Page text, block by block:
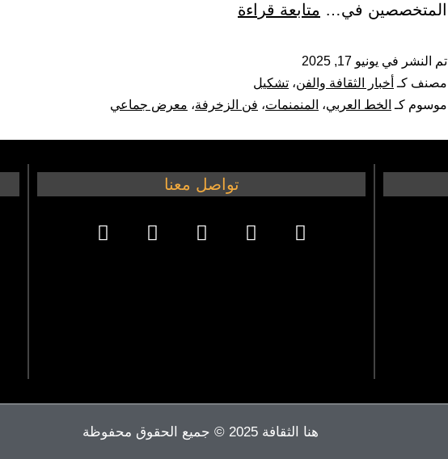
المتخصصين في… متابعة قراءة
تم النشر في يونيو 17, 2025
مصنف كـ أخبار الثقافة والفن، تشكيل
موسوم كـ الخط العربي، المنمنمات، فن الزخرفة، معرض جماعي
تواصل معنا
هنا الثقافة 2025 © جميع الحقوق محفوظة